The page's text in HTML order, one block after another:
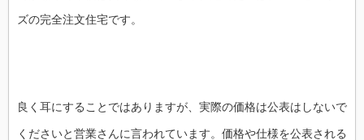
ズの完全注文住宅です。
良く耳にすることではありますが、実際の価格は公表はしないで
くださいと営業さんに言われています。価格や仕様を公表される